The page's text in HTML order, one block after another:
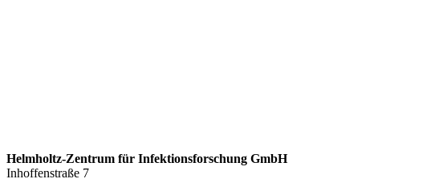
Helmholtz-Zentrum für Infektionsforschung GmbH
Inhoffenstraße 7